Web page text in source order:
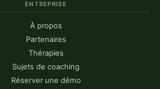
ENTREPRISE
À propos
Partenaires
Thérapies
Sujets de coaching
Réserver une démo